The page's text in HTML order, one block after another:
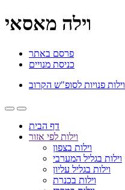
וילה מאסאי
פרסם באתר
כניסת מנויים
וילות פנויות לסופ"ש הקרוב
דף הבית
וילות לפי אזור
וילות בצפון
וילות בגליל המערבי
וילות בגליל עליון
וילות בכנרת